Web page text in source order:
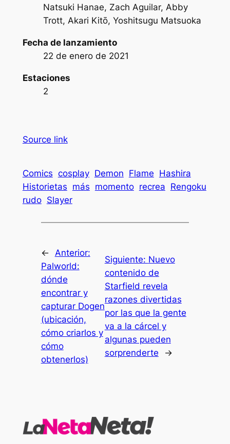
Natsuki Hanae, Zach Aguilar, Abby
Trott, Akari Kitō, Yoshitsugu Matsuoka
Fecha de lanzamiento
22 de enero de 2021
Estaciones
2
Source link
Comics cosplay Demon Flame Hashira
Historietas más momento recrea Rengoku
rudo Slayer
← Anterior:
Palworld:
dónde
encontrar y
capturar Dogen
(ubicación,
cómo criarlos y
cómo
obtenerlos)
Siguiente: Nuevo
contenido de
Starfield revela
razones divertidas
por las que la gente
va a la cárcel y
algunas pueden
sorprenderte
→